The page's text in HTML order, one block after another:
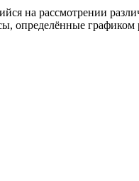
на рассмотрении
определённые